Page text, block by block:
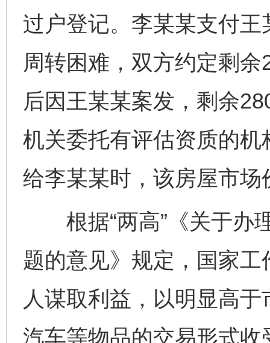
过户登记。李某某支付
周转困难，双方约定剩
后因王某某案发，剩余
机关委托有评估资质的
给李某某时，该房屋市场
根据“两高”《关于办
题的意见》规定，国家
人谋取利益，以明显高
汽车等物品的交易形式